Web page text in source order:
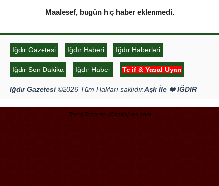
Çok Okunanlar
Bugün Bu Hafta Bu Ay Bu Yıl
Maalesef, bugün hiç haber eklenmedi.